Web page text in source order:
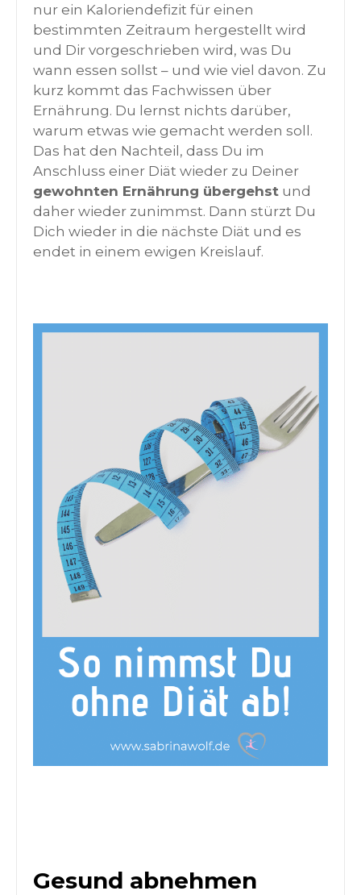
nur ein Kaloriendefizit für einen
bestimmten Zeitraum hergestellt wird
und Dir vorgeschrieben wird, was Du
wann essen sollst – und wie viel davon. Zu
kurz kommt das Fachwissen über
Ernährung. Du lernst nichts darüber,
warum etwas wie gemacht werden soll.
Das hat den Nachteil, dass Du im
Anschluss einer Diät wieder zu Deiner
gewohnten Ernährung übergehst und
daher wieder zunimmst. Dann stürzt Du
Dich wieder in die nächste Diät und es
endet in einem ewigen Kreislauf.
Gesund abnehmen